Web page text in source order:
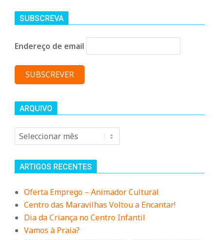
SUBSCREVA
Endereço de email
ARQUIVO
Arquivo
ARTIGOS RECENTES
Oferta Emprego – Animador Cultural
Centro das Maravilhas Voltou a Encantar!
Dia da Criança no Centro Infantil
Vamos à Praia?